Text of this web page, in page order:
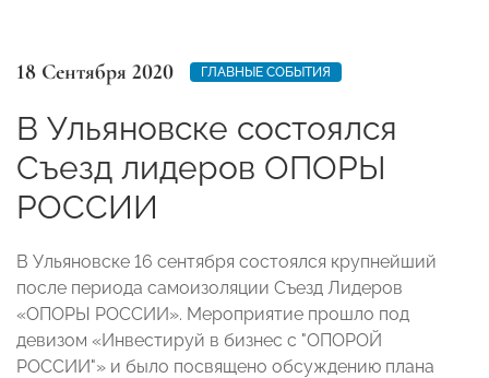
18 Сентября 2020 ГЛАВНЫЕ СОБЫТИЯ
В Ульяновске состоялся
Съезд лидеров ОПОРЫ
РОССИИ
В Ульяновске 16 сентября состоялся крупнейший
после периода самоизоляции Съезд Лидеров
«ОПОРЫ РОССИИ». Мероприятие прошло под
девизом «Инвестируй в бизнес с "ОПОРОЙ
РОССИИ"» и было посвящено обсуждению плана